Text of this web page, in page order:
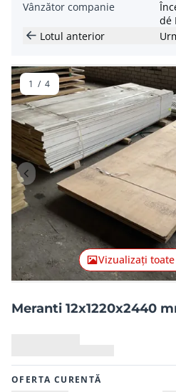
Vânzător companie
dé
Lotul anterior
Articolul anterior
Vizualizați
1 / 4
Meranti 12x1220x2440
OFERTA CURENTĂ